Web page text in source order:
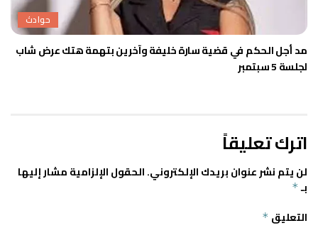
حوادث
مد أجل الحكم في قضية سارة خليفة وآخرين بتهمة هتك عرض شاب
لجلسة 5 سبتمبر
اترك تعليقاً
لن يتم نشر عنوان بريدك الإلكتروني.الحقول الإلزامية مشار إليها
بـ *
التعليق *